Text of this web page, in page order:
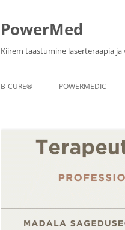
PowerMed
Kiirem taastumine laserteraapia
B-CURE® POWERMEDIC